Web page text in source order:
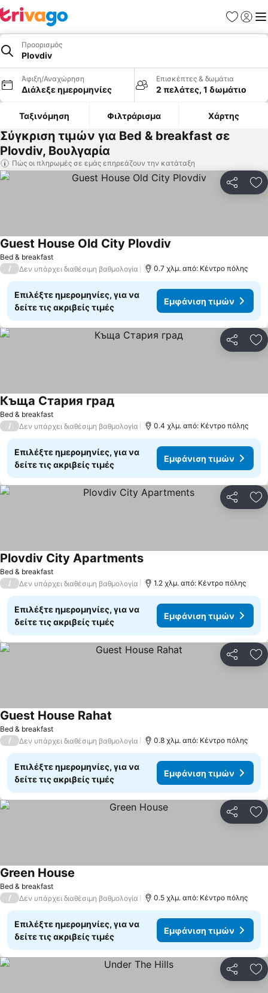
Προορισμός
Plovdiv
Άφιξη/Αναχώρηση
Διάλεξε ημερομηνίες
Επισκέπτες & δωμάτια
2 πελάτες, 1 δωμάτιο
Ταξινόμηση Φιλτράρισμα Χάρτης
Σύγκριση τιμών για Bed & breakfast σε
Plovdiv, Βουλγαρία
Πώς οι πληρωμές σε εμάς επηρεάζουν την κατάταξη
Bed & breakfast
Guest House Old City Plovdiv
/ Δεν υπάρχει διαθέσιμη βαθμολογία 0.7 χλμ. από: Κέντρο πόλης
Επιλέξτε ημερομηνίες, για να
δείτε τις ακριβείς τιμές
Εμφάνιση τιμών
Bed & breakfast
Къща Стария град
/ Δεν υπάρχει διαθέσιμη βαθμολογία 0.4 χλμ. από: Κέντρο πόλης
Επιλέξτε ημερομηνίες, για να
δείτε τις ακριβείς τιμές
Εμφάνιση τιμών
Bed & breakfast
Plovdiv City Apartments
/ Δεν υπάρχει διαθέσιμη βαθμολογία 1.2 χλμ. από: Κέντρο πόλης
Επιλέξτε ημερομηνίες, για να
δείτε τις ακριβείς τιμές
Εμφάνιση τιμών
Bed & breakfast
Guest House Rahat
/ Δεν υπάρχει διαθέσιμη βαθμολογία 0.8 χλμ. από: Κέντρο πόλης
Επιλέξτε ημερομηνίες, για να
δείτε τις ακριβείς τιμές
Εμφάνιση τιμών
Bed & breakfast
Green House
/ Δεν υπάρχει διαθέσιμη βαθμολογία 0.5 χλμ. από: Κέντρο πόλης
Επιλέξτε ημερομηνίες, για να
δείτε τις ακριβείς τιμές
Εμφάνιση τιμών